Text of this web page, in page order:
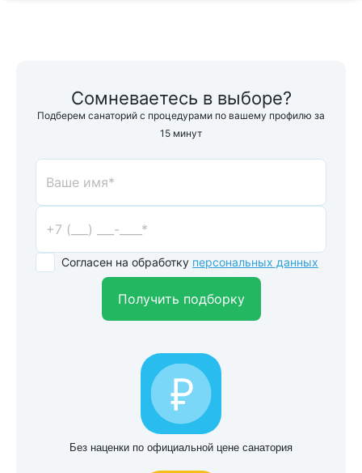
Сомневаетесь в выборе?
Подберем санаторий с процедурами по вашему профилю за
15 минут
Согласен на обработку персональных данных
Получить подборку
Без наценки по официальной цене санатория